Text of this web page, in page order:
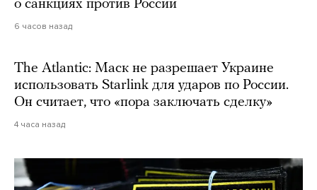
о санкциях против России
6 часов назад
The Atlantic: Маск не разрешает Украине
использовать Starlink для ударов по России.
Он считает, что «пора заключать сделку»
4 часа назад